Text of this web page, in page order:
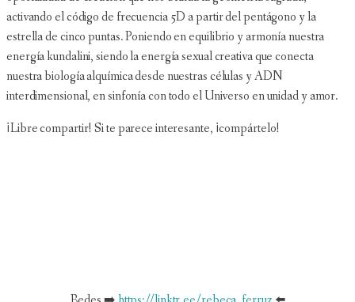
activando el código de frecuencia 5D a partir del pentágono y la
estrella de cinco puntas. Poniendo en equilibrio y armonía nuestra
energía kundalini, siendo la energía sexual creativa que conecta
nuestra biología alquímica desde nuestras células y ADN
interdimensional, en sinfonía con todo el Universo en unidad y amor.
¡Libre compartir! Si te parece interesante, ¡compártelo!